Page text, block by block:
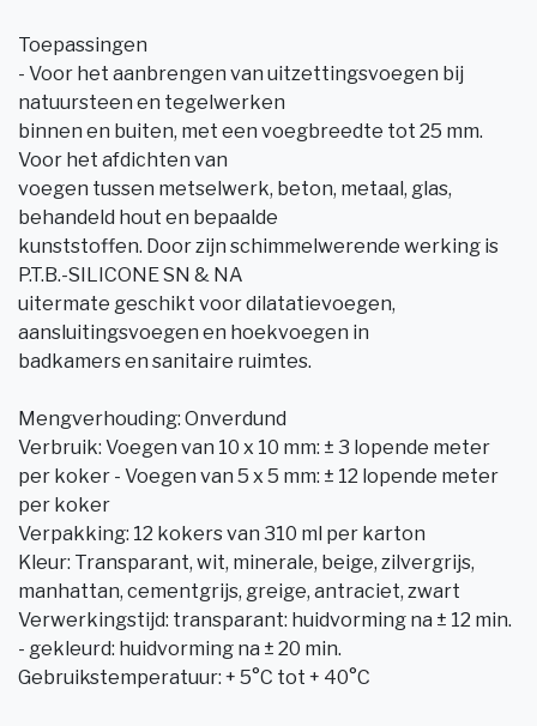
Toepassingen
- Voor het aanbrengen van uitzettingsvoegen bij
natuursteen en tegelwerken
binnen en buiten, met een voegbreedte tot 25 mm.
Voor het afdichten van
voegen tussen metselwerk, beton, metaal, glas,
behandeld hout en bepaalde
kunststoffen. Door zijn schimmelwerende werking is
P.T.B.-SILICONE SN & NA
uitermate geschikt voor dilatatievoegen,
aansluitingsvoegen en hoekvoegen in
badkamers en sanitaire ruimtes.
Mengverhouding: Onverdund
Verbruik: Voegen van 10 x 10 mm: ± 3 lopende meter
per koker - Voegen van 5 x 5 mm: ± 12 lopende meter
per koker
Verpakking: 12 kokers van 310 ml per karton
Kleur: Transparant, wit, minerale, beige, zilvergrijs,
manhattan, cementgrijs, greige, antraciet, zwart
Verwerkingstijd: transparant: huidvorming na ± 12 min.
- gekleurd: huidvorming na ± 20 min.
Gebruikstemperatuur: + 5°C tot + 40°C